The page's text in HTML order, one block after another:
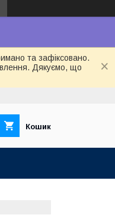
та зафіксовано.
Дякуємо, що
Кошик